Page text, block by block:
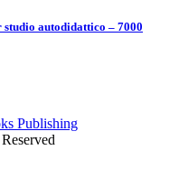
autodidattico – 7000